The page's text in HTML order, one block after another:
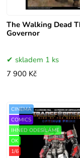
The Walking Dead
Governor
skladem 1 ks
7 900 Kč
CINEMA
COMICS
IHNED ODESÍLÁME
OK
1/6